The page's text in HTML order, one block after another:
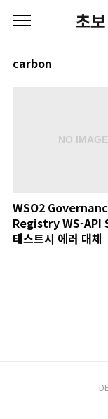
초
carbon
WSO2
Registry WS-API
테스트시 에러 대체